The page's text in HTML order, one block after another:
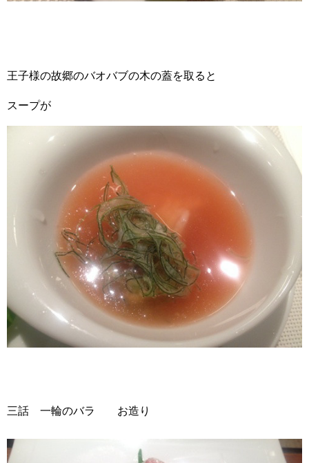
王子様の故郷のバオバブの木の蓋を取ると
スープが
三話 一輪のバラ お造り